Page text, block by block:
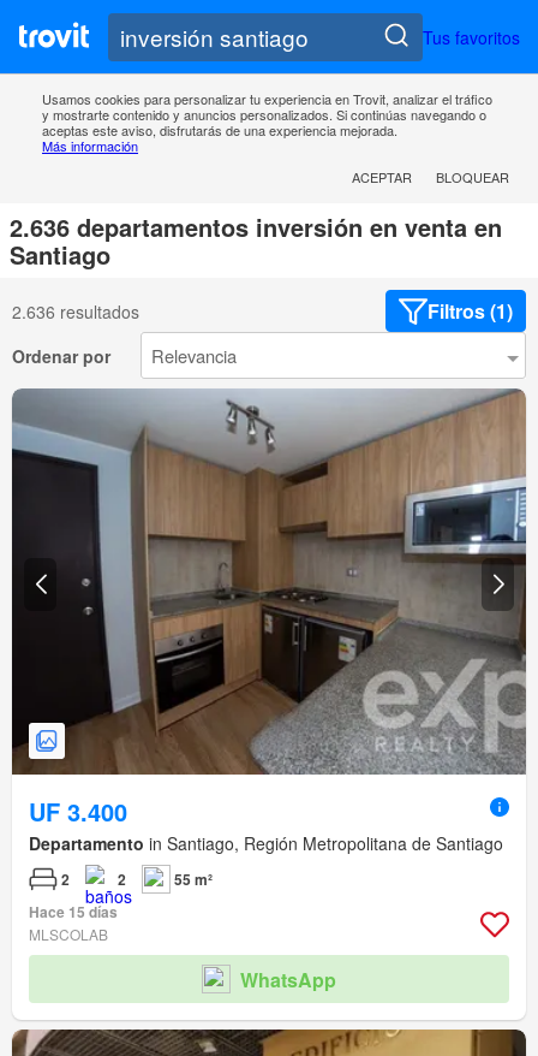
Tus favoritos
Usamos cookies para personalizar tu experiencia en Trovit, analizar el tráfico
y mostrarte contenido y anuncios personalizados. Si continúas navegando o
aceptas este aviso, disfrutarás de una experiencia mejorada.
Más información
ACEPTAR
BLOQUEAR
2.636 departamentos inversión en venta en
Santiago
2.636 resultados Filtros (1)
Ordenar por
UF 3.400
Departamento in Santiago, Región Metropolitana de Santiago
2 2
55 m²
Hace 15 días
MLSCOLAB
WhatsApp